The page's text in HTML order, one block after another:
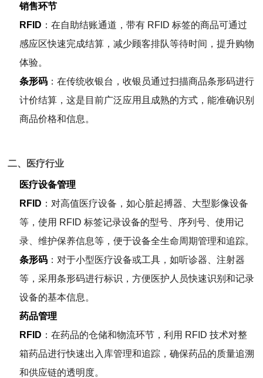
销售环节
RFID ：在自助结账通道，带有 RFID 标签的商品可通过
感应区快速完成结算，减少顾客排队等待时间，提升购物
体验。
条形码 ：在传统收银台，收银员通过扫描商品条形码进行
计价结算，这是目前广泛应用且成熟的方式，能准确识别
商品价格和信息。
二、医疗行业
医疗设备管理
RFID ：对高值医疗设备，如心脏起搏器、大型影像设备
等，使用 RFID 标签记录设备的型号、序列号、使用记
录、维护保养信息等，便于设备全生命周期管理和追踪。
条形码 ：对于小型医疗设备或工具，如听诊器、注射器
等，采用条形码进行标识，方便医护人员快速识别和记录
设备的基本信息。
药品管理
RFID ：在药品的仓储和物流环节，利用 RFID 技术对整
箱药品进行快速出入库管理和追踪，确保药品的质量追溯
和供应链的透明度。